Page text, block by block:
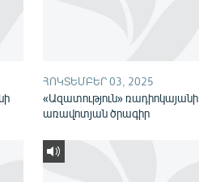
ՀՈԿՏԵՄԲԵՐ 03, 2025
«Ազատություն» ռադիոկայանի
առավոտյան ծրագիր